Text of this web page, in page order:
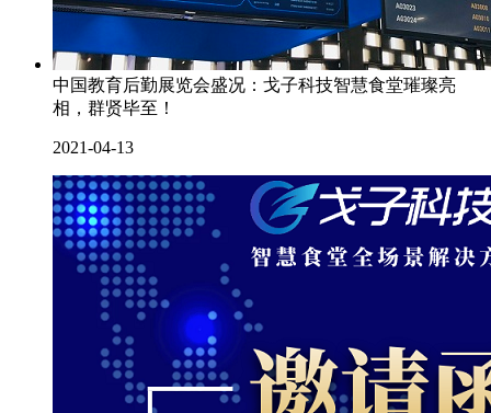
中国教育后勤展览会盛况：戈子科技智慧食堂璀璨亮
相，群贤毕至！
2021-04-13